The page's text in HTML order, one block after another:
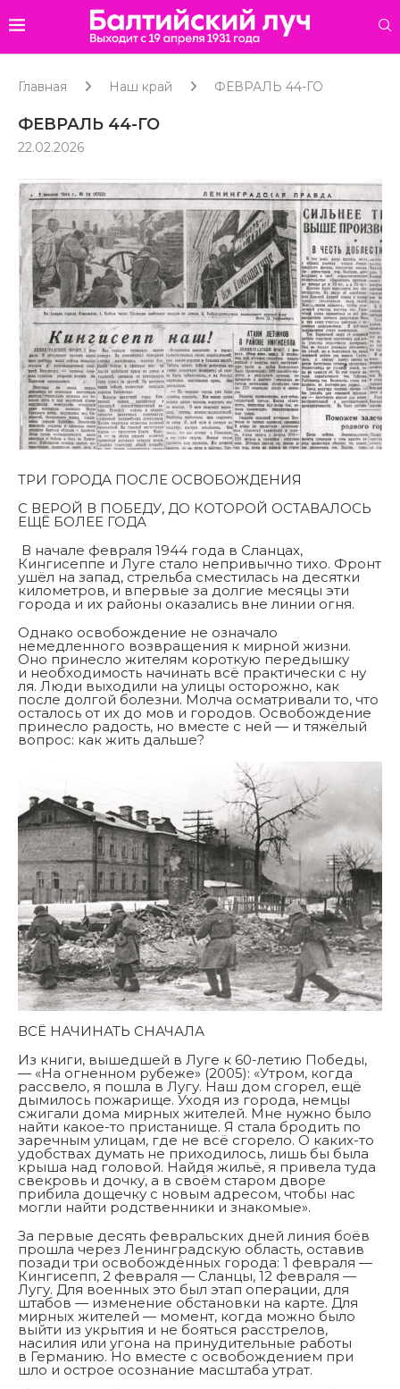
Главная Наш край ФЕВРАЛЬ 44-ГО
ФЕВРАЛЬ 44-ГО
22.02.2026
ТРИ ГОРОДА ПОСЛЕ ОСВОБОЖДЕНИЯ
С ВЕРОЙ В ПОБЕДУ, ДО КОТОРОЙ ОСТАВАЛОСЬ
ЕЩЁ БОЛЕЕ ГОДА
В начале февраля 1944 года в Сланцах,
Кингисеппе и Луге стало непривычно тихо. Фронт
ушёл на запад, стрельба сместилась на десятки
километров, и впервые за долгие месяцы эти
города и их районы оказались вне линии огня.
Однако освобождение не означало
немедленного возвращения к мирной жизни.
Оно принесло жителям короткую передышку
и необходимость начинать всё практически с ну
ля. Люди выходили на улицы осторожно, как
после долгой болезни. Молча осматривали то, что
осталось от их до мов и городов. Освобождение
принесло радость, но вместе с ней — и тяжёлый
вопрос: как жить дальше?
ВСЁ НАЧИНАТЬ СНАЧАЛА
Из книги, вышедшей в Луге к 60-летию Победы,
— «На огненном рубеже» (2005): «Утром, когда
рассвело, я пошла в Лугу. Наш дом сгорел, ещё
дымилось пожарище. Уходя из города, немцы
сжигали дома мирных жителей. Мне нужно было
найти какое-то пристанище. Я стала бродить по
заречным улицам, где не всё сгорело. О каких-то
удобствах думать не приходилось, лишь бы была
крыша над головой. Найдя жильё, я привела туда
свекровь и дочку, а в своём старом дворе
прибила дощечку с новым адресом, чтобы нас
могли найти родственники и знакомые».
За первые десять февральских дней линия боёв
прошла через Ленинградскую область, оставив
позади три освобождённых города: 1 февраля —
Кингисепп, 2 февраля — Сланцы, 12 февраля —
Лугу. Для военных это был этап операции, для
штабов — изменение обстановки на карте. Для
мирных жителей — момент, когда можно было
выйти из укрытия и не бояться расстрелов,
насилия или угона на принудительные работы
в Германию. Но вместе с освобождением при
шло и острое осознание масштаба утрат.